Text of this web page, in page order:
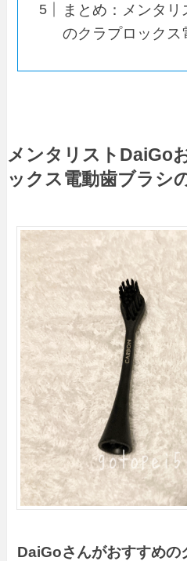
まとめ：メンタ
のクラプロックス
メンタリストDaiGo
ックス電動歯ブラシ
DaiGoさんがおすすめの